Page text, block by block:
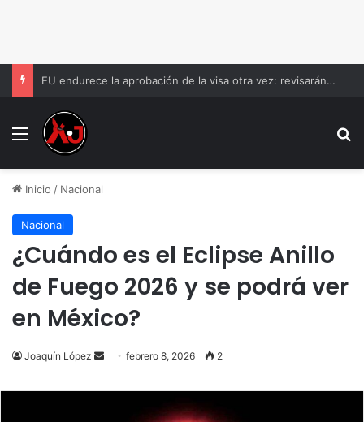
EU endurece la aprobación de la visa otra vez: revisarán las redes sociales a mexicanos
Menu
Inicio / Nacional
Nacional
¿Cuándo es el Eclipse Anillo
de Fuego 2026 y se podrá ver
en México?
Joaquín López
Send
email
febrero 8, 2026 2